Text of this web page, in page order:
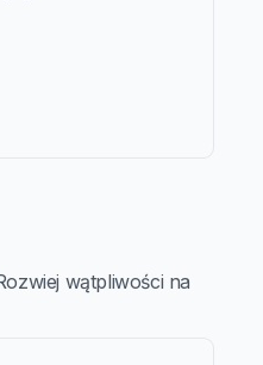
wątpliwości na